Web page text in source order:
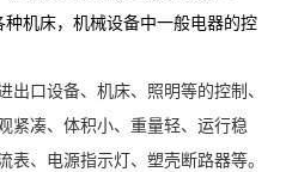
机床，机械设备中一般电器的控
口设备、机床、照明等的控制、
紧凑、体积小、重量轻、运行稳
、电源指示灯、塑壳断路器等。